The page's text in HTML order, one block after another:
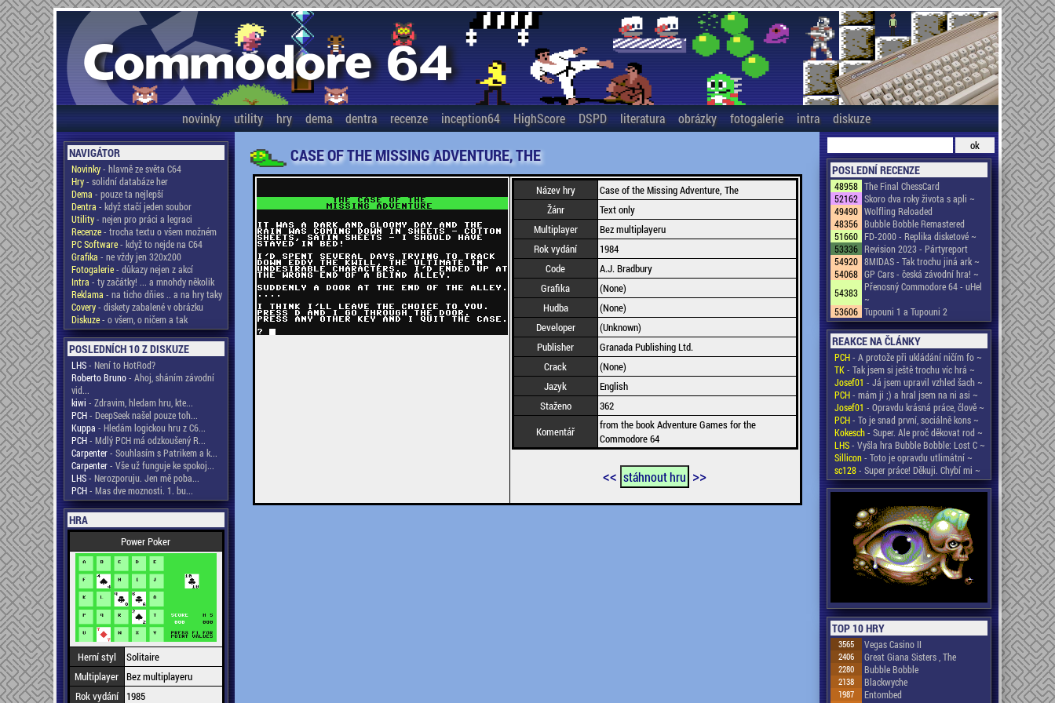
novinky utility hry dema dentra recenze inception64 HighScore DSPD literatura obrázky fotogalerie intra diskuze
NAVIGÁTOR
Novinky- hlavně ze světa C64
Hry- solidní databáze her
Dema - pouze ta nejlepší
Dentra - když stačí jeden soubor
Utility- nejen pro práci a legraci
Recenze- trocha textu o všem možném
PC Software- když to nejde na C64
Grafika - ne vždy jen 320x200
Fotogalerie- důkazy nejen z akcí
Intra - ty začátky! ... a mnohdy několik
Reklama - na ticho dňies .. a na hry taky
Covery- diskety zabalené v obrázku
Diskuze- o všem, o ničem a tak
POSLEDNÍCH 10 Z DISKUZE
LHS- Není to HotRod?
Roberto Bruno- Ahoj, sháním závodní
vid...
kiwi - Zdravim, hledam hru, kte...
PCH- DeepSeek našel pouze toh...
Kuppa - Hledám logickou hru z C6...
PCH- Mdlý PCH má odzkoušený R...
Carpenter- Souhlasím s Patrikem a k...
Carpenter- Vše už funguje ke spokoj...
LHS- Nerozporuju. Jen mě poba...
PCH- Mas dve moznosti. 1. bu...
HRA
Power Poker
Herní styl
Solitaire
Multiplayer Bez multiplayeru
Rok vydání
1985
CASE OF THE MISSING ADVENTURE, THE
Název hry
Case of the Missing Adventure, The
Žánr
Text only
Multiplayer
Bez multiplayeru
Rok vydání
1984
Code
A.J. Bradbury
Grafika
(None)
Hudba
(None)
Developer
(Unknown)
Publisher
Granada Publishing Ltd.
Crack
(None)
Jazyk
English
Staženo
362
Komentář
from the book Adventure Games for the
Commodore 64
<< stáhnout hru >>
POSLEDNÍ RECENZE
48958 The Final ChessCard
52162 Skoro dva roky života s apli ~
49490 Wolfling Reloaded
48356 Bubble Bobble Remastered
51660 FD-2000 - Replika disketové ~
53336 Revision 2023 - Pártyreport
54920 8MIDAS - Tak trochu jiná ark ~
54068 GP Cars - česká závodní hra! ~
54383 Přenosný Commodore 64 - uHel
~
53606 Tupouni 1 a Tupouni 2
REAKCE NA ČLÁNKY
PCH- A protože při ukládání ničím fo ~
TK- Tak jsem si ještě trochu víc hrá ~
Josef01 - Já jsem upravil vzhled šach ~
PCH- mám ji ;) a hral jsem na ni asi ~
Josef01 - Opravdu krásná práce, člově ~
PCH- To je snad první, sociálně kons ~
Kokesch- Super. Ale proč děkovat rod ~
LHS- Vyšla hra Bubble Bobble: Lost C ~
Sillicon- Toto je opravdu utlimátní ~
sc128- Super práce! Děkuji. Chybí mi ~
TOP 10 HRY
3565 Vegas Casino II
2406 Great Giana Sisters , The
2280 Bubble Bobble
2138 Blackwyche
1987 Entombed